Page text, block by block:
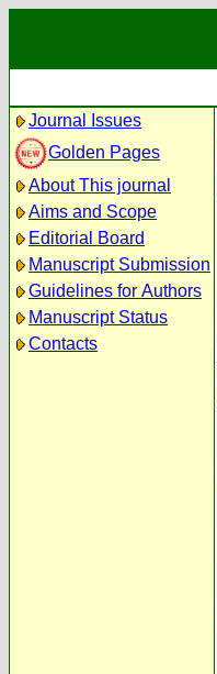
Journal Issues
Golden Pages
About This journal
Aims and Scope
Editorial Board
Manuscript Submission
Guidelines for Authors
Manuscript Status
Contacts